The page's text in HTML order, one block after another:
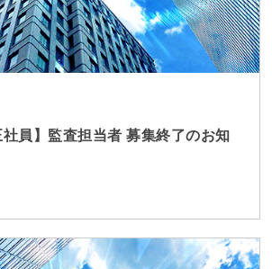
員】監査担当者 募集終了のお知